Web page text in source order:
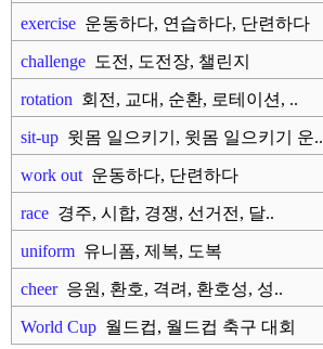
exercise 운동하다, 연습하다, 단련하다
challenge 도전, 도전장, 챌린지
rotation 회전, 교대, 순환, 로테이션, ..
sit-up 윗몸 일으키기, 윗몸 일으키기 운..
work out 운동하다, 단련하다
race 경주, 시합, 경쟁, 선거전, 달..
uniform 유니폼, 제복, 도복
cheer응원, 환호, 격려, 환호성, 성..
World Cup 월드컵, 월드컵 축구 대회